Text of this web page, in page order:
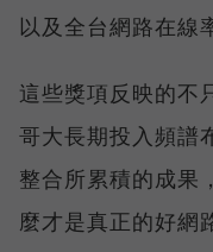
以及全台網路在線
這些獎項反映的不
哥大長期投入頻譜
整合所累積的成果
麼才是真正的好網